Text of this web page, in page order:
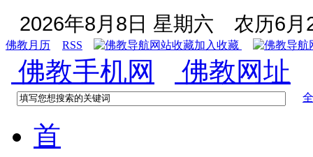
2026年8月8日 星期六 农历6月
佛教月历 RSS 加入收藏
佛教手机网 佛教网址
首